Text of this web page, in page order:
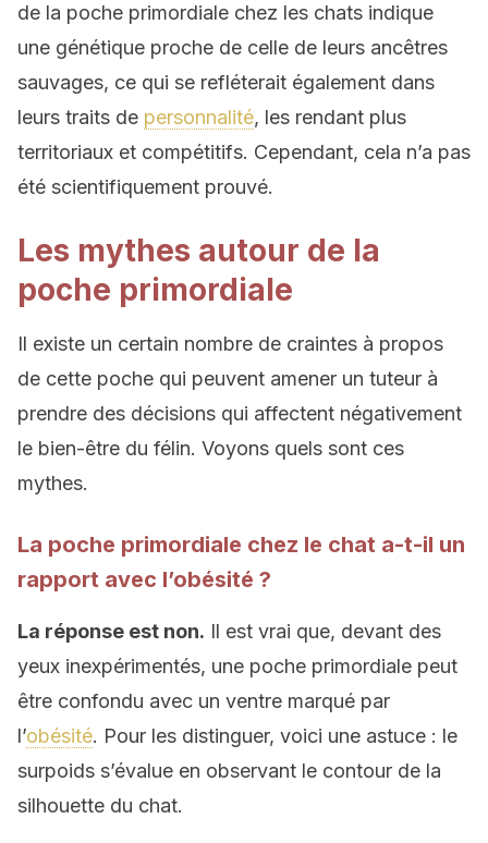
de la poche primordiale chez les chats indique
une génétique proche de celle de leurs ancêtres
sauvages, ce qui se refléterait également dans
leurs traits de personnalité, les rendant plus
territoriaux et compétitifs. Cependant, cela n’a pas
été scientifiquement prouvé.
Les mythes autour de la
poche primordiale
Il existe un certain nombre de craintes à propos
de cette poche qui peuvent amener un tuteur à
prendre des décisions qui affectent négativement
le bien-être du félin. Voyons quels sont ces
mythes.
La poche primordiale chez le chat a-t-il un
rapport avec l’obésité ?
La réponse est non. Il est vrai que, devant des
yeux inexpérimentés, une poche primordiale peut
être confondu avec un ventre marqué par
l’obésité. Pour les distinguer, voici une astuce : le
surpoids s’évalue en observant le contour de la
silhouette du chat.